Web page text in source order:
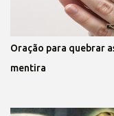
Oração para quebrar
mentira